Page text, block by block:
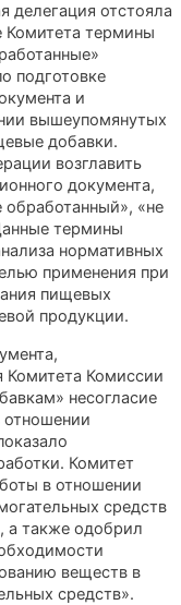
делегация отстояла
Комитета термины
подготовке
и
вышеупомянутых
добавки.
возглавить
документа,
«не
термины
нормативных
применения при
пищевых
продукции.
Комитета Комиссии
несогласие
отношении
Комитет
в отношении
средств
а также одобрил
веществ в
средств».